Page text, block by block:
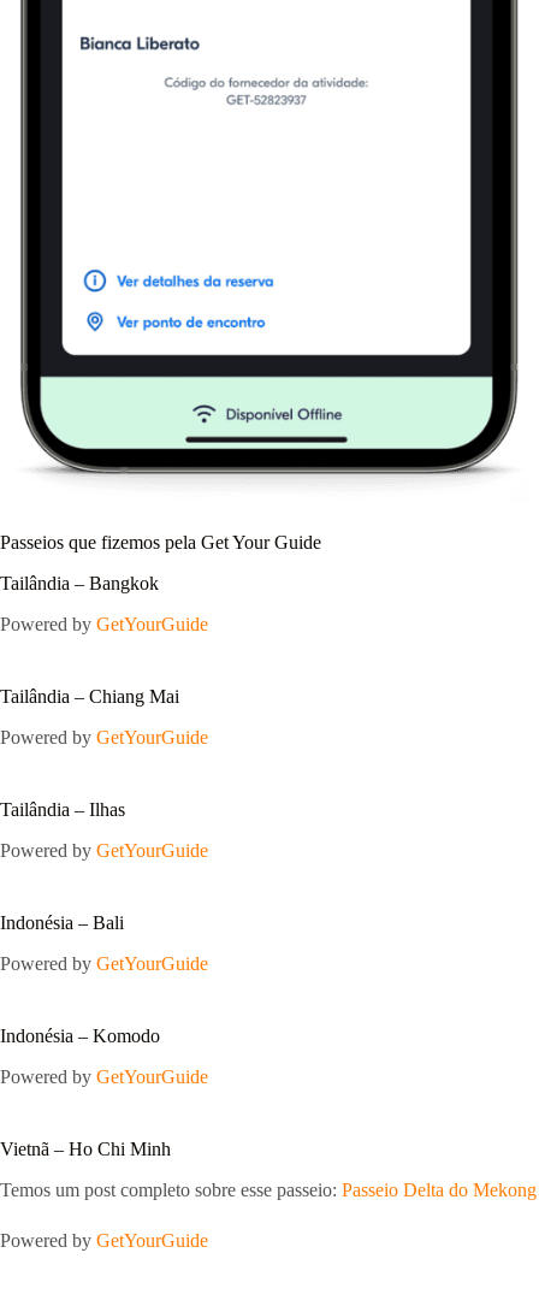
Passeios que fizemos pela Get Your Guide
Tailândia – Bangkok
Powered by GetYourGuide
Tailândia – Chiang Mai
Powered by GetYourGuide
Tailândia – Ilhas
Powered by GetYourGuide
Indonésia – Bali
Powered by GetYourGuide
Indonésia – Komodo
Powered by GetYourGuide
Vietnã – Ho Chi Minh
Temos um post completo sobre esse passeio: Passeio Delta do Mekong
Powered by GetYourGuide